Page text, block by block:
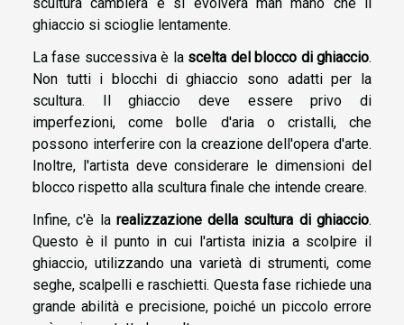
ghiaccio si scioglie lentamente.
La fase successiva è la scelta del blocco di ghiaccio.
Non tutti i blocchi di ghiaccio sono adatti per la
scultura. Il ghiaccio deve essere privo di
imperfezioni, come bolle d'aria o cristalli, che
possono interferire con la creazione dell'opera d'arte.
Inoltre, l'artista deve considerare le dimensioni del
blocco rispetto alla scultura finale che intende creare.
Infine, c'è la realizzazione della scultura di ghiaccio.
Questo è il punto in cui l'artista inizia a scolpire il
ghiaccio, utilizzando una varietà di strumenti, come
seghe, scalpelli e raschietti. Questa fase richiede una
grande abilità e precisione, poiché un piccolo errore